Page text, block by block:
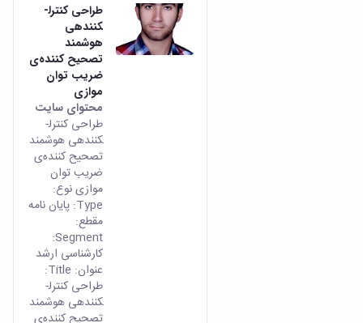
طراحی کنترل­
کننده­ی
هوشمند
تصحیح کننده‌ی
ضریب توان
موازی
محتوای سایت
طراحی کنترل­
کننده­ی هوشمند
تصحیح کننده‌ی
ضریب توان
موازی نوع:
Type: پایان نامه
مقطع:
Segment:
کارشناسی ارشد
عنوان: Title:
طراحی کنترل­
کننده­ی هوشمند
تصحیح کننده‌ی